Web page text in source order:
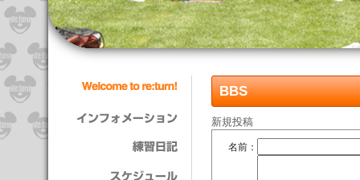
BBS
新規投稿
名前：